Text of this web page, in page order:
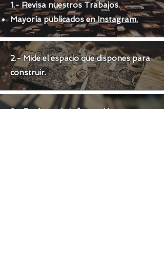
1.- Revisa nuestros Trabajos.
Mayoría publicados enInstagram.
2.- Mide el espacio que dispones para
construir.
3.- Envíanos la información por: